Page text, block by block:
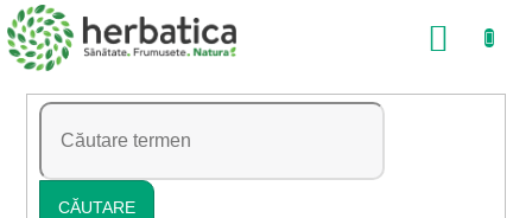
Treci
la
conținut
CĂUTARE
COŞ